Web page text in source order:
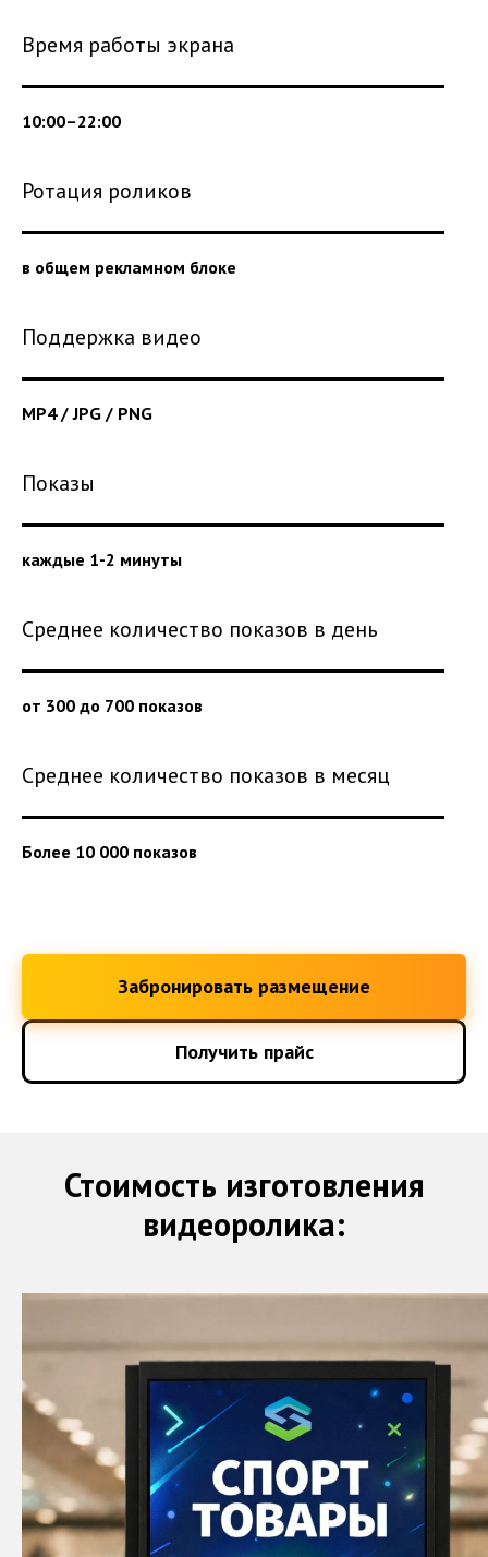
Время работы экрана
10:00–22:00
Ротация роликов
в общем рекламном блоке
Поддержка видео
MP4 / JPG / PNG
Показы
каждые 1-2 минуты
Среднее количество показов в день
от 300 до 700 показов
Среднее количество показов в месяц
Более 10 000 показов
Забронировать размещение
Получить прайс
Стоимость изготовления
видеоролика: